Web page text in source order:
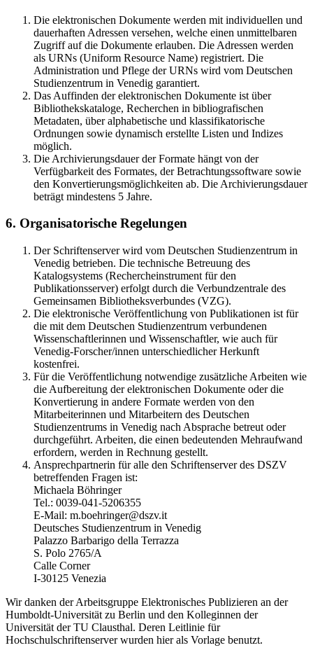
Die elektronischen Dokumente werden mit individuellen und
dauerhaften Adressen versehen, welche einen unmittelbaren
Zugriff auf die Dokumente erlauben. Die Adressen werden
als URNs (Uniform Resource Name) registriert. Die
Administration und Pflege der URNs wird vom Deutschen
Studienzentrum in Venedig garantiert.
Das Auffinden der elektronischen Dokumente ist über
Bibliothekskataloge, Recherchen in bibliografischen
Metadaten, über alphabetische und klassifikatorische
Ordnungen sowie dynamisch erstellte Listen und Indizes
möglich.
Die Archivierungsdauer der Formate hängt von der
Verfügbarkeit des Formates, der Betrachtungssoftware sowie
den Konvertierungsmöglichkeiten ab. Die Archivierungsdauer
beträgt mindestens 5 Jahre.
6. Organisatorische Regelungen
Der Schriftenserver wird vom Deutschen Studienzentrum in
Venedig betrieben. Die technische Betreuung des
Katalogsystems (Rechercheinstrument für den
Publikationsserver) erfolgt durch die Verbundzentrale des
Gemeinsamen Bibliotheksverbundes (VZG).
Die elektronische Veröffentlichung von Publikationen ist für
die mit dem Deutschen Studienzentrum verbundenen
Wissenschaftlerinnen und Wissenschaftler, wie auch für
Venedig-Forscher/innen unterschiedlicher Herkunft
kostenfrei.
Für die Veröffentlichung notwendige zusätzliche Arbeiten wie
die Aufbereitung der elektronischen Dokumente oder die
Konvertierung in andere Formate werden von den
Mitarbeiterinnen und Mitarbeitern des Deutschen
Studienzentrums in Venedig nach Absprache betreut oder
durchgeführt. Arbeiten, die einen bedeutenden Mehraufwand
erfordern, werden in Rechnung gestellt.
Ansprechpartnerin für alle den Schriftenserver des DSZV
betreffenden Fragen ist:
Michaela Böhringer
Tel.: 0039-041-5206355
E-Mail: m.boehringer@dszv.it
Deutsches Studienzentrum in Venedig
Palazzo Barbarigo della Terrazza
S. Polo 2765/A
Calle Corner
I-30125 Venezia
Wir danken der Arbeitsgruppe Elektronisches Publizieren an der
Humboldt-Universität zu Berlin und den Kolleginnen der
Universität der TU Clausthal. Deren Leitlinie für
Hochschulschriftenserver wurden hier als Vorlage benutzt.